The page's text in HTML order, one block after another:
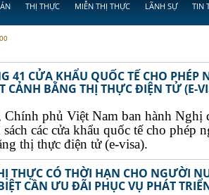
THỊ THỰC MIỄN THỊ THỰC LÃNH SỰ TIN
41 CỬA KHẨU QUỐC TẾ CHO
CẢNH BẰNG THỊ THỰC ĐIỆN TỬ (E-
phủ Việt Nam ban hành Nghị
các cửa khẩu quốc tế cho phép
thị thực điện tử (e-visa).
THỰC CÓ THỜI HẠN CHO NGƯỜI
CẦN ƯU ĐÃI PHỤC VỤ PHÁT